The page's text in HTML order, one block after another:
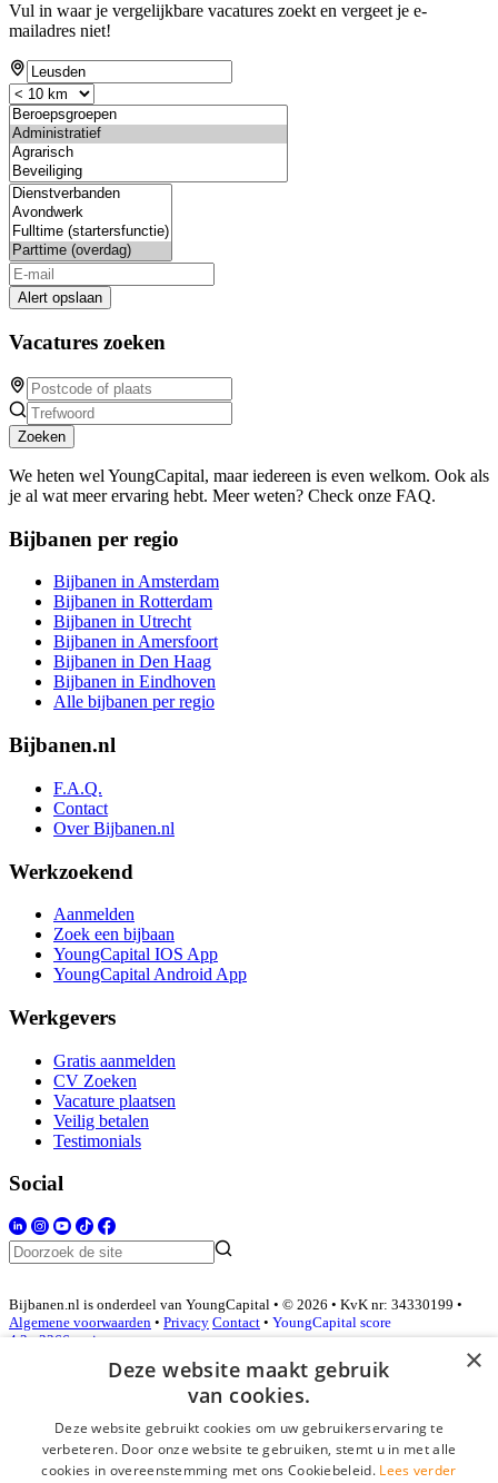
Vul in waar je vergelijkbare vacatures zoekt en vergeet je e-
mailadres niet!
Alert opslaan
Vacatures zoeken
Zoeken
We heten wel YoungCapital, maar iedereen is even welkom. Ook als
je al wat meer ervaring hebt. Meer weten? Check onze FAQ.
Bijbanen per regio
Bijbanen in Amsterdam
Bijbanen in Rotterdam
Bijbanen in Utrecht
Bijbanen in Amersfoort
Bijbanen in Den Haag
Bijbanen in Eindhoven
Alle bijbanen per regio
Bijbanen.nl
F.A.Q.
Contact
Over Bijbanen.nl
Werkzoekend
Aanmelden
Zoek een bijbaan
YoungCapital IOS App
YoungCapital Android App
Werkgevers
Gratis aanmelden
CV Zoeken
Vacature plaatsen
Veilig betalen
Testimonials
Social
Bijbanen.nl is onderdeel van YoungCapital • © 2026 • KvK nr: 34330199 •
Algemene voorwaarden • Privacy Contact • YoungCapital score
4.3 - 3366 reviews
Inloggen als bedrijf
*
×
Deze website maakt gebruik
van cookies.
Deze website gebruikt cookies om uw gebruikerservaring te
verbeteren. Door onze website te gebruiken, stemt u in met alle
cookies in overeenstemming met ons Cookiebeleid. Lees verder